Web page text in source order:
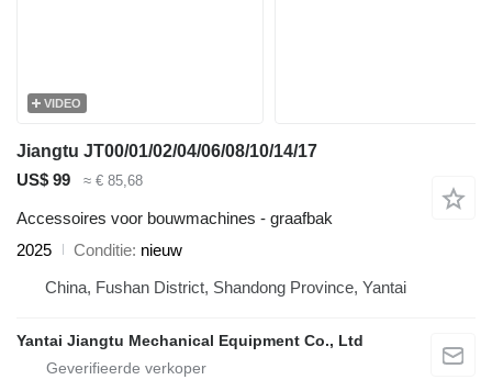
VIDEO
Jiangtu JT00/01/02/04/06/08/10/14/17
US$ 99
≈ € 85,68
Accessoires voor bouwmachines - graafbak
2025
Conditie nieuw
China, Fushan District, Shandong Province, Yantai
Yantai Jiangtu Mechanical Equipment Co., Ltd